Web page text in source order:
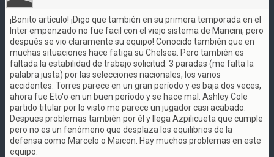
¡Bonito artículo! ¡Digo que también en su primera temporada en el
Inter empenzado no fue facil con el viejo sistema de Mancini, pero
después se vio claramente su equipo! Conocido también que en
muchas situaciones hace fatiga su Chelsea. Pero también es
faltada la estabilidad de trabajo solicitud. 3 paradas (me falta la
palabra justa) por las selecciones nacionales, los varios
accidentes. Torres parece en un gran período y es baja dos veces,
ahora fue Eto'o en un buen período y se hace mal. Ashley Cole
partido titular por lo visto me parece un jugador casi acabado.
Despues problemas también por él y llega Azpilicueta que cumple
pero no es un fenómeno que desplaza los equilibrios de la
defensa como Marcelo o Maicon. Hay muchos problemas en este
equipo.